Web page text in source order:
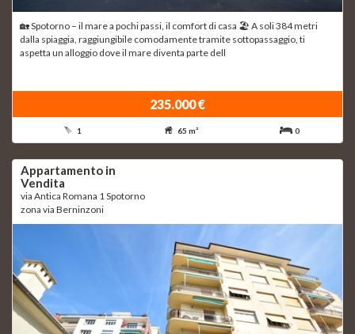
🏡 Spotorno – il mare a pochi passi, il comfort di casa 🏖 A soli 384 metri
dalla spiaggia, raggiungibile comodamente tramite sottopassaggio, ti
aspetta un alloggio dove il mare diventa parte dell
235.000 €
1 65 m² 0
Appartamento in
Vendita
via Antica Romana 1 Spotorno
zona via Berninzoni